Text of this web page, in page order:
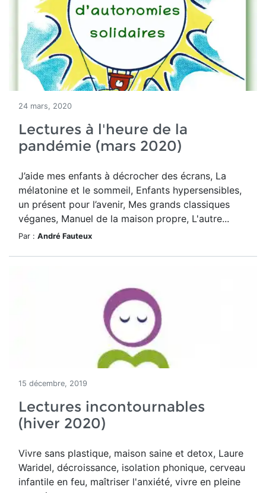
24 mars, 2020
Lectures à l'heure de la
pandémie (mars 2020)
J’aide mes enfants à décrocher des écrans, La
mélatonine et le sommeil, Enfants hypersensibles,
un présent pour l’avenir, Mes grands classiques
véganes, Manuel de la maison propre, L'autre...
Par : André Fauteux
15 décembre, 2019
Lectures incontournables
(hiver 2020)
Vivre sans plastique, maison saine et detox, Laure
Waridel, décroissance, isolation phonique, cerveau
infantile en feu, maîtriser l'anxiété, vivre en pleine